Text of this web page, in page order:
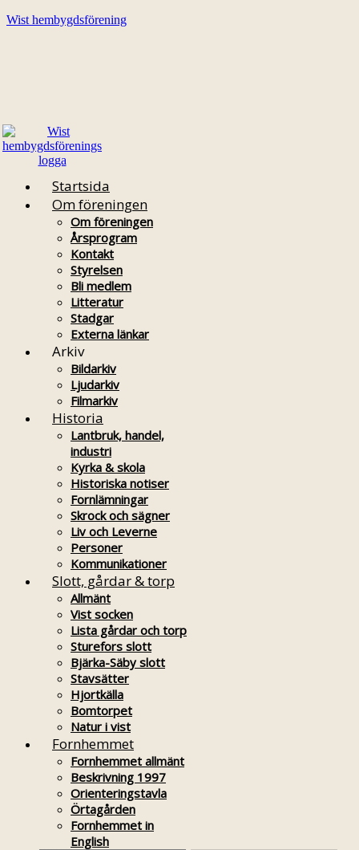
Wist hembygdsförening
Startsida
Om föreningen
Om föreningen
Årsprogram
Kontakt
Styrelsen
Bli medlem
Litteratur
Stadgar
Externa länkar
Arkiv
Bildarkiv
Ljudarkiv
Filmarkiv
Historia
Lantbruk, handel,
industri
Kyrka & skola
Historiska notiser
Fornlämningar
Skrock och sägner
Liv och Leverne
Personer
Kommunikationer
Slott, gårdar & torp
Allmänt
Vist socken
Lista gårdar och torp
Sturefors slott
Bjärka-Säby slott
Stavsätter
Hjortkälla
Bomtorpet
Natur i vist
Fornhemmet
Fornhemmet allmänt
Beskrivning 1997
Orienteringstavla
Örtagården
Fornhemmet in
English